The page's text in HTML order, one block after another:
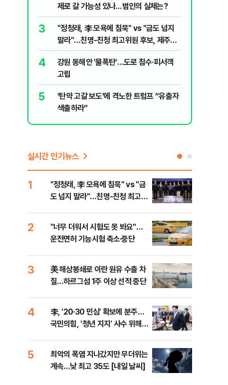
제로 갈 가능성 있나…범인의 실체는?
3
"정청래, 李 모욕에 침묵" vs "금도 넘지
말라"…친명-친청 최고위원 후보, 제주서
격돌
4
강원 동해안 '물폭탄'…도로 침수·피서객
고립
5
‘탄약 고갈 보도’에 격노한 트럼프 “유출자
색출하라”
실시간 인기뉴스
1
"정청래, 李 모욕에 침묵" vs "금
도 넘지 말라"…친명-친청 최고위
2
"너무 더워서 시험도 못 봐요"…
운전면허 기능시험 축소·중단
3
美 해상봉쇄로 이란 원유 수출 차
질…하르그섬 1주 이상 선적 중단
4
李, '20·30 민심' 확보에 분주…
국민의힘, '청년 지지' 사수 위해
5
최악의 폭염 지나갔지만 무더위는
계속…낮 최고 35도 [내일 날씨]